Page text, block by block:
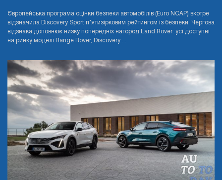
Європейська програма оцінки безпеки автомобілів (Euro NCAP) вкотре
відзначила Discovery Sport п’ятизірковим рейтингом із безпеки. Чергова
відзнака доповнює низку попередніх нагород Land Rover: усі доступні
на ринку моделі Range Rover, Discovery ...